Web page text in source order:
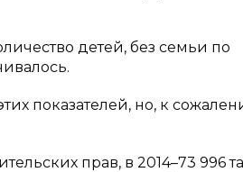
детей, без семьи по
показателей, но, к
прав, в 2014–73 996